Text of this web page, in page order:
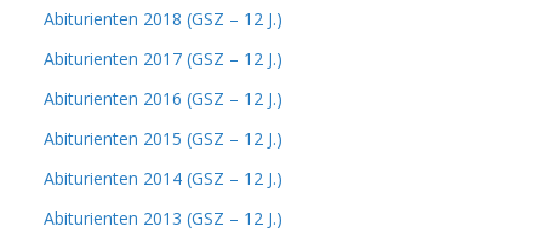
Abiturienten 2018 (GSZ – 12 J.)
Abiturienten 2017 (GSZ – 12 J.)
Abiturienten 2016 (GSZ – 12 J.)
Abiturienten 2015 (GSZ – 12 J.)
Abiturienten 2014 (GSZ – 12 J.)
Abiturienten 2013 (GSZ – 12 J.)